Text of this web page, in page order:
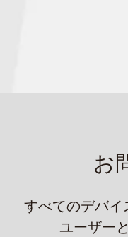
お
すべてのデバイ
ユーザー